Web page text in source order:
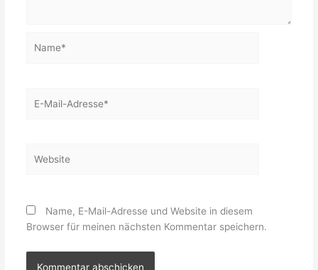
Mail-
Name, E-Mail-Adresse und Website in diesem
Browser für meinen nächsten Kommentar speichern.